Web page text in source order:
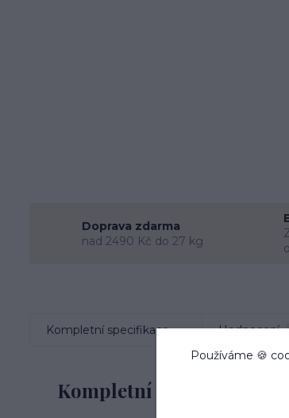
Doprava zdarma
nad 2490 Kč do 27 kg
Kompletní specifikace Hodnocení
Kompletní specifikace
Používáme 🍪